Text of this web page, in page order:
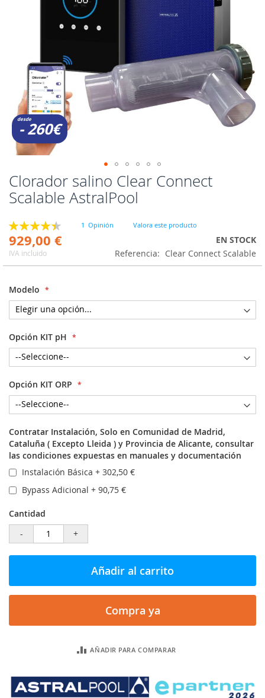
Clorador salino Clear Connect
Scalable AstralPool
Valoración:
90
% of100
1 Opinión Valora este producto
Special
Price
929,00 €
IVA incluido
EN STOCK
Referencia
Clear Connect Scalable
Modelo
Opción KIT pH
Opción KIT ORP
Contratar Instalación, Solo en Comunidad de Madrid,
Cataluña ( Excepto Lleida ) y Provincia de Alicante, consultar
las condiciones expuestas en manuales y documentación
Instalación Básica + 302,50 €
Bypass Adicional + 90,75 €
Cantidad
-
+
Añadir al carrito
Compra ya
AÑADIR PARA COMPARAR
desde
- 260€
Saltar
al
comienzo
la
galería
de